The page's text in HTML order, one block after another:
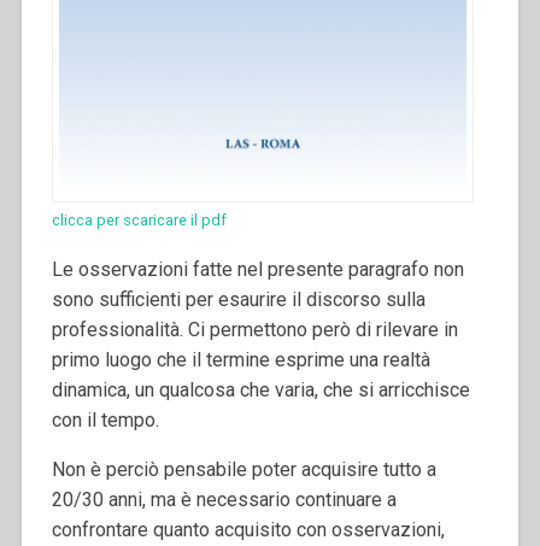
clicca per scaricare il pdf
Le osservazioni fatte nel presente paragrafo non
sono sufficienti per esaurire il discorso sulla
professionalità. Ci permettono però di rilevare in
primo luogo che il termine esprime una realtà
dinamica, un qualcosa che varia, che si arricchisce
con il tempo.
Non è perciò pensabile poter acquisire tutto a
20/30 anni, ma è necessario continuare a
confrontare quanto acquisito con osservazioni,